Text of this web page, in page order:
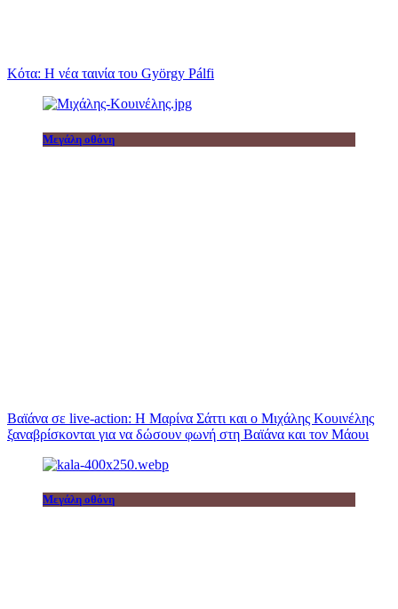
Κότα: Η νέα ταινία του György Pálfi
Μεγάλη οθόνη
Βαϊάνα σε live-action: Η Μαρίνα Σάττι και ο Μιχάλης Κουινέλης
ξαναβρίσκονται για να δώσουν φωνή στη Βαϊάνα και τον Μάουι
Μεγάλη οθόνη